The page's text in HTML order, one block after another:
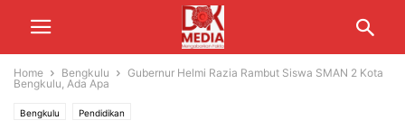
Home Bengkulu
Gubernur Helmi Razia Rambut Siswa SMAN 2 Kota
Bengkulu, Ada Apa
Bengkulu Pendidikan